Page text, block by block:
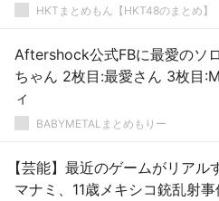
HKTまとめもん【HKT48のまとめ】
Aftershock公式FBに最愛のソ
ちゃん 2枚目:最愛さん 3枚目
ィ
BABYMETALまとめもりー
【芸能】最近のゲームがリア
マナミ、11歳メキシコ銃乱射